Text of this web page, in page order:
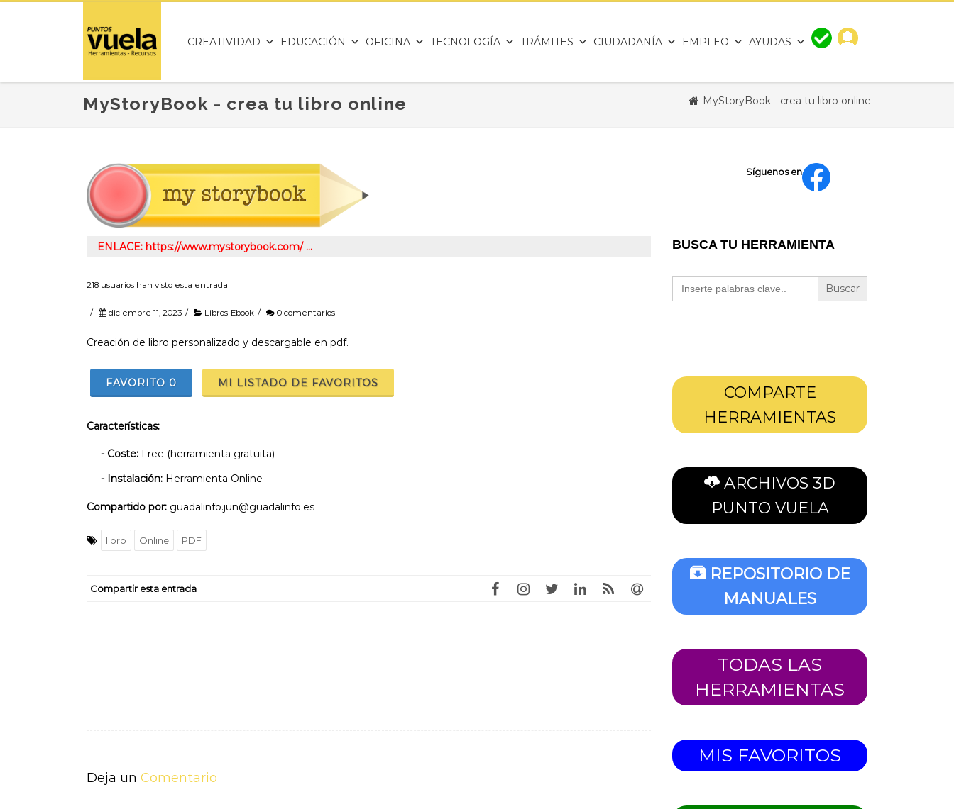
CREATIVIDAD EDUCACIÓN OFICINA TECNOLOGÍA TRÁMITES CIUDADANÍA EMPLEO AYUDAS
MyStoryBook - crea tu libro online MyStoryBook - crea tu libro online
ENLACE: https://www.mystorybook.com/ …
218 usuarios han visto esta entrada
/ diciembre 11, 2023 / Libros-Ebook / 0 comentarios
Creación de libro personalizado y descargable en pdf.
FAVORITO 0 MI LISTADO DE FAVORITOS
Características:
- Coste: Free (herramienta gratuita)
- Instalación: Herramienta Online
Compartido por: guadalinfo.jun@guadalinfo.es
libro Online PDF
Compartir esta entrada
Deja un Comentario
Síguenos en
BUSCA TU HERRAMIENTA
Buscar:
COMPARTE
HERRAMIENTAS
ARCHIVOS 3D
PUNTO VUELA
REPOSITORIO DE
MANUALES
TODAS LAS
HERRAMIENTAS
MIS FAVORITOS